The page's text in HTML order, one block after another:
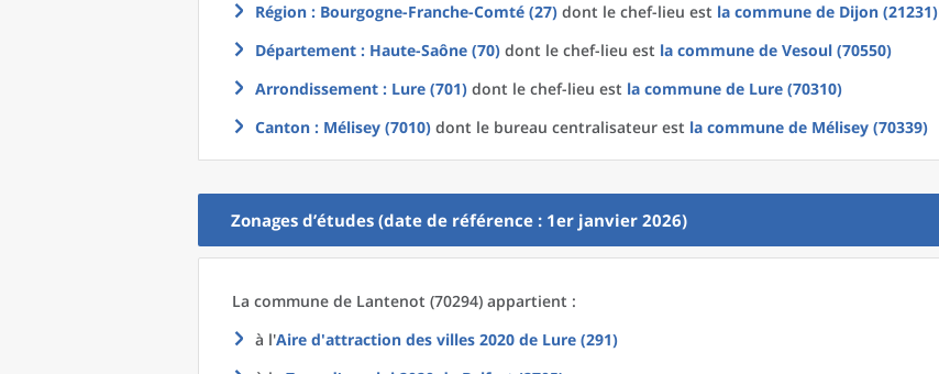
Région : Bourgogne-Franche-Comté (27) dont le chef-lieu est la commune de Dijon (21231)
Département : Haute-Saône (70) dont le chef-lieu est la commune de Vesoul (70550)
Arrondissement : Lure (701) dont le chef-lieu est la commune de Lure (70310)
Canton : Mélisey (7010) dont le bureau centralisateur est la commune de Mélisey (70339)
Zonages d’études (date de référence : 1er janvier 2026)
La commune de Lantenot (70294) appartient :
à l'Aire d'attraction des villes 2020 de Lure (291)